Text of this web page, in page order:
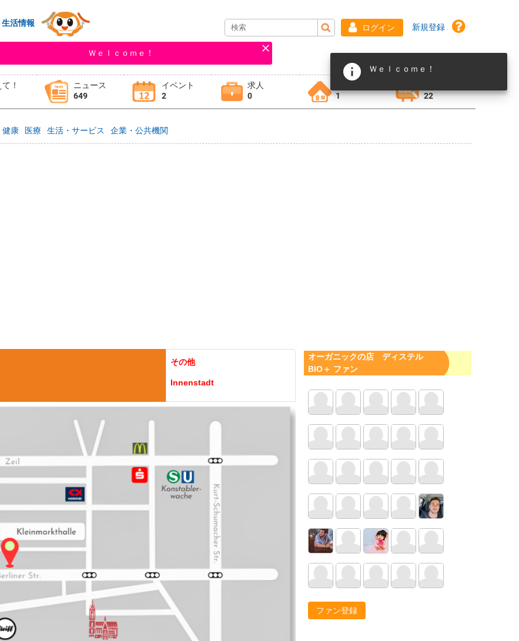
活情報
ログイン 新規登録
Ｗｅｌｃｏｍｅ！
！
ニュース
649
イベント
2
求人
0
1
22
健康 医療 生活・サービス 企業・公共機関
その他
Innenstadt
オーガニックの店 ディステル
BIO＋ ファン
ファン登録
Ｗｅｌｃｏｍｅ！